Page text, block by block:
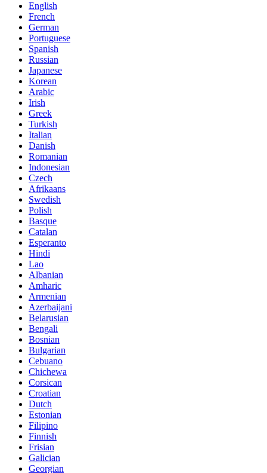
English
French
German
Portuguese
Spanish
Russian
Japanese
Korean
Arabic
Irish
Greek
Turkish
Italian
Danish
Romanian
Indonesian
Czech
Afrikaans
Swedish
Polish
Basque
Catalan
Esperanto
Hindi
Lao
Albanian
Amharic
Armenian
Azerbaijani
Belarusian
Bengali
Bosnian
Bulgarian
Cebuano
Chichewa
Corsican
Croatian
Dutch
Estonian
Filipino
Finnish
Frisian
Galician
Georgian